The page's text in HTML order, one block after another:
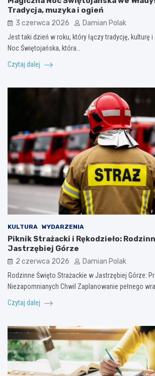
Tradycja, muzyka i ogień
3 czerwca 2026 Damian Polak
Jest taki dzień w roku, który łączy tradycję, kulturę
Noc Świętojańska, która…
Czytaj dalej
KULTURA WYDARZENIA
Piknik Strażacki i Rękodzieło:
Jastrzębiej Górze
2 czerwca 2026 Damian Polak
Rodzinne Święto Strażackie w Jastrzębiej Górze:
Niezapomnianych Chwil Zaplanowanie pełnego
Czytaj dalej